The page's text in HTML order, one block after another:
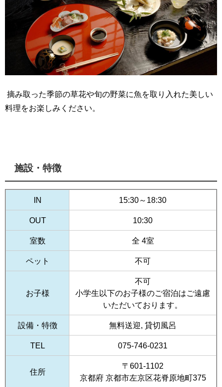
摘み取った季節の草花や旬の野菜に魚を取り入れた美しい
料理をお楽しみください。
施設・特徴
IN 15:30～18:30
OUT 10:30
室数 全 4室
ペット 不可
お子様
不可
小学生以下のお子様のご宿泊はご遠慮
いただいております。
設備・特徴 無料送迎, 貸切風呂
TEL 075-746-0231
住所
〒601-1102
京都府 京都市左京区花脊原地町375